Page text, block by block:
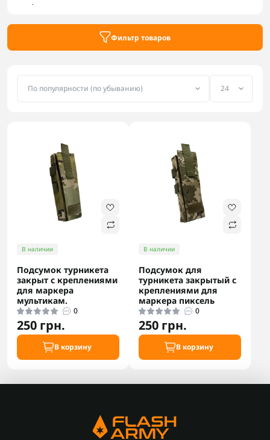
люфтов во время интенсивного движения.
ультрафиолета и влаги рассчитаны на суровые условия
Фильтр товаров
В наличии
Подсумок турникета
закрыт с креплениями
для маркера
мультикам.
0
250 грн.
В корзину
В наличии
Подсумок для
турникета закрытый с
креплениями для
маркера пиксель
0
250 грн.
В корзину